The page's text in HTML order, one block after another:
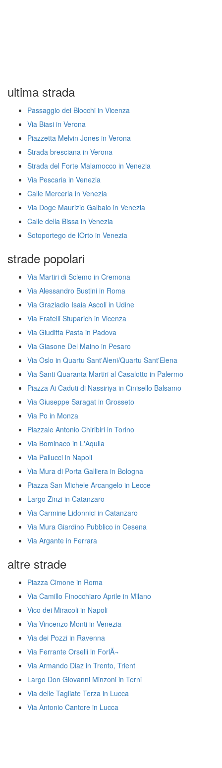
ultima strada
Passaggio dei Blocchi in Vicenza
Via Biasi in Verona
Piazzetta Melvin Jones in Verona
Strada bresciana in Verona
Strada del Forte Malamocco in Venezia
Via Pescaria in Venezia
Calle Merceria in Venezia
Via Doge Maurizio Galbaio in Venezia
Calle della Bissa in Venezia
Sotoportego de lOrto in Venezia
strade popolari
Via Martiri di Sclemo in Cremona
Via Alessandro Bustini in Roma
Via Graziadio Isaia Ascoli in Udine
Via Fratelli Stuparich in Vicenza
Via Giuditta Pasta in Padova
Via Giasone Del Maino in Pesaro
Via Oslo in Quartu Sant'Aleni/Quartu Sant'Elena
Via Santi Quaranta Martiri al Casalotto in Palermo
Piazza Ai Caduti di Nassiriya in Cinisello Balsamo
Via Giuseppe Saragat in Grosseto
Via Po in Monza
Piazzale Antonio Chiribiri in Torino
Via Bominaco in L'Aquila
Via Pallucci in Napoli
Via Mura di Porta Galliera in Bologna
Piazza San Michele Arcangelo in Lecce
Largo Zinzi in Catanzaro
Via Carmine Lidonnici in Catanzaro
Via Mura Giardino Pubblico in Cesena
Via Argante in Ferrara
altre strade
Piazza Cimone in Roma
Via Camillo Finocchiaro Aprile in Milano
Vico dei Miracoli in Napoli
Via Vincenzo Monti in Venezia
Via dei Pozzi in Ravenna
Via Ferrante Orselli in ForlÃ¬
Via Armando Diaz in Trento, Trient
Largo Don Giovanni Minzoni in Terni
Via delle Tagliate Terza in Lucca
Via Antonio Cantore in Lucca